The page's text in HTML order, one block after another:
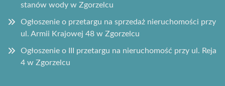
stanów wody w Zgorzelcu
Ogłoszenie o przetargu na sprzedaż nieruchomości przy
ul. Armii Krajowej 48 w Zgorzelcu
Ogłoszenie o III przetargu na nieruchomość przy ul. Reja
4 w Zgorzelcu